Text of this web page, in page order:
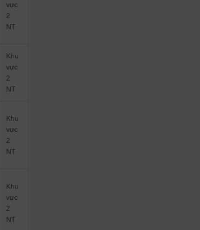
vực
2
NT
Khu
vực
2
NT
Khu
vực
2
NT
Khu
vực
2
NT